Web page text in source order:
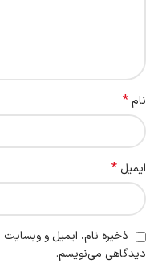
نام*
ایمیل *
ذخیره نام، ایمیل و وبسایت
دیدگاهی می‌نویسم.